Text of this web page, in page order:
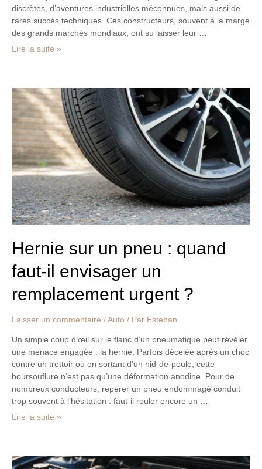
discrètes, d’aventures industrielles méconnues, mais aussi de
rares succès techniques. Ces constructeurs, souvent à la marge
des grands marchés mondiaux, ont su laisser leur …
Lire la suite »
Hernie sur un pneu : quand
faut-il envisager un
remplacement urgent ?
Laisser un commentaire / Auto / Par Esteban
Un simple coup d’œil sur le flanc d’un pneumatique peut révéler
une menace engagée : la hernie. Parfois décelée après un choc
contre un trottoir ou en sortant d’un nid-de-poule, cette
boursouflure n’est pas qu’une déformation anodine. Pour de
nombreux conducteurs, repérer un pneu endommagé conduit
trop souvent à l’hésitation : faut-il rouler encore un …
Hernie
sur
un
pneu
:
quand
faut-
il
envisager
un
remplacement
?
Lire la suite »
Problèmes